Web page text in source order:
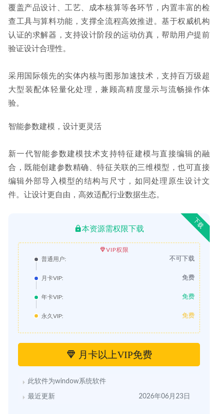
覆盖产品设计、工艺、成本核算等各环节，内置丰富的检
查工具与算料功能，支撑全流程高效推进。基于权威机构
认证的求解器，支持设计阶段的运动仿真，帮助用户提前
验证设计合理性。
采用国际领先的实体内核与图形加速技术，支持百万级超
大型装配体轻量化处理，兼顾高精度显示与流畅操作体
验。
智能参数建模，设计更灵活
新一代智能参数建模技术支持特征建模与直接编辑的融
合，既能创建参数精确、特征关联的三维模型，也可直接
编辑外部导入模型的结构与尺寸，如同处理原生设计文
件。让设计更自由，高效适配行业数据生态。
下载
本资源需权限下载
VIP权限
普通用户:
不可下载
月卡VIP: 免费
年卡VIP: 免费
永久VIP: 免费
月卡以上VIP免费
此软件为window系统软件
最近更新 2026年06月23日